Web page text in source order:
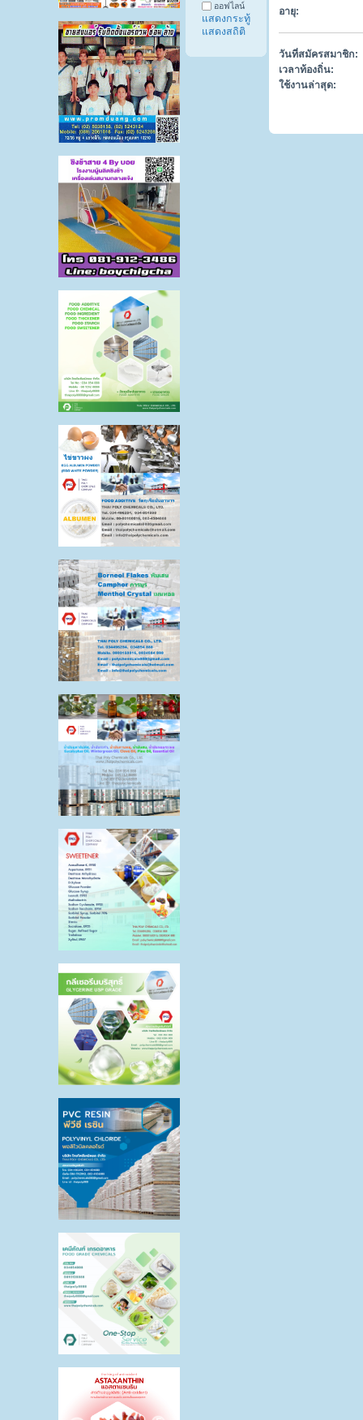
ออฟไลน์
แสดงกระทู้
แสดงสถิติ
อายุ:
วันที่สมัครสมาชิก:
เวลาท้องถิ่น:
ใช้งานล่าสุด: